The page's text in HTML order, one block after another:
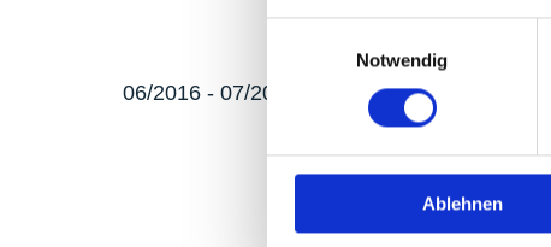
Notwendig
Ablehnen
06/2016 - 07/2016